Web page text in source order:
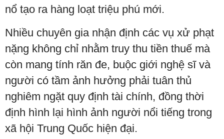
nổ tạo ra hàng loạt triệu phú mới.
Nhiều chuyên gia nhận định các vụ xử phạt
nặng không chỉ nhằm truy thu tiền thuế mà
còn mang tính răn đe, buộc giới nghệ sĩ và
người có tầm ảnh hưởng phải tuân thủ
nghiêm ngặt quy định tài chính, đồng thời
định hình lại hình ảnh người nổi tiếng trong
xã hội Trung Quốc hiện đại.